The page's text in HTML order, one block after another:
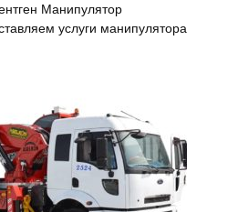
Манипулятор
услуги манипулятора